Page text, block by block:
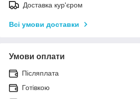
Доставка кур'єром
Всі умови доставки
Умови оплати
Післяплата
Готівкою